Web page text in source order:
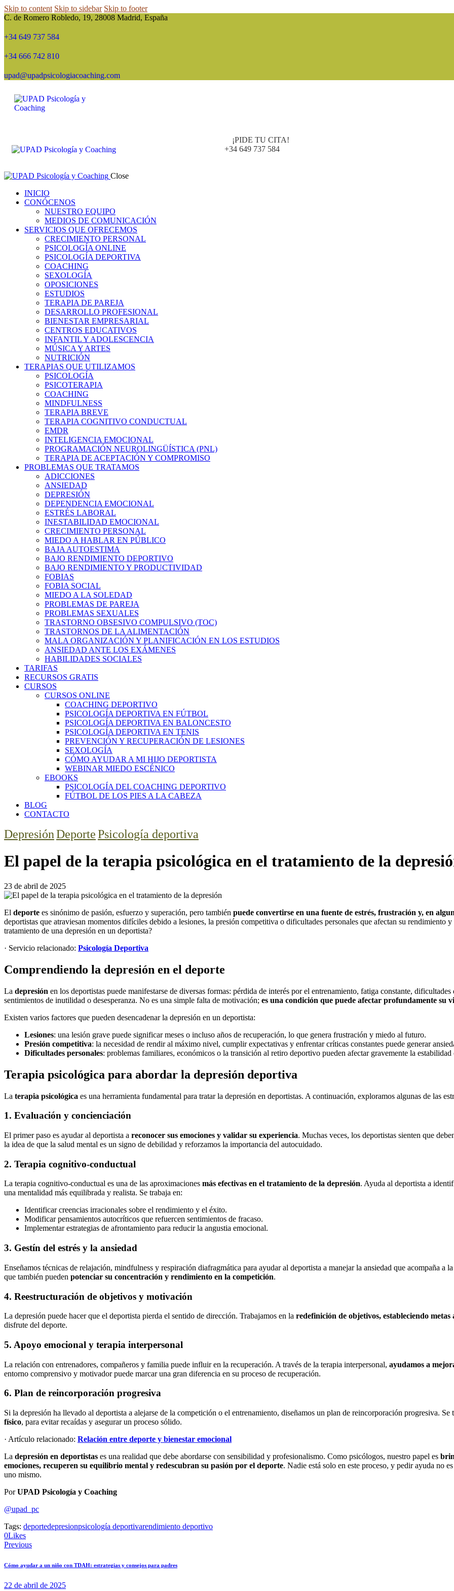
Skip to content Skip to sidebar Skip to footer
C. de Romero Robledo, 19, 28008 Madrid, España
+34 649 737 584
+34 666 742 810
upad@upadpsicologiacoaching.com
¡PIDE TU CITA!
+34 649 737 584
Close
INICIO
CONÓCENOS
NUESTRO EQUIPO
MEDIOS DE COMUNICACIÓN
SERVICIOS QUE OFRECEMOS
CRECIMIENTO PERSONAL
PSICOLOGÍA ONLINE
PSICOLOGÍA DEPORTIVA
COACHING
SEXOLOGÍA
OPOSICIONES
ESTUDIOS
TERAPIA DE PAREJA
DESARROLLO PROFESIONAL
BIENESTAR EMPRESARIAL
CENTROS EDUCATIVOS
INFANTIL Y ADOLESCENCIA
MÚSICA Y ARTES
NUTRICIÓN
TERAPIAS QUE UTILIZAMOS
PSICOLOGÍA
PSICOTERAPIA
COACHING
MINDFULNESS
TERAPIA BREVE
TERAPIA COGNITIVO CONDUCTUAL
EMDR
INTELIGENCIA EMOCIONAL
PROGRAMACIÓN NEUROLINGÜÍSTICA (PNL)
TERAPIA DE ACEPTACIÓN Y COMPROMISO
PROBLEMAS QUE TRATAMOS
ADICCIONES
ANSIEDAD
DEPRESIÓN
DEPENDENCIA EMOCIONAL
ESTRÉS LABORAL
INESTABILIDAD EMOCIONAL
CRECIMIENTO PERSONAL
MIEDO A HABLAR EN PÚBLICO
BAJA AUTOESTIMA
BAJO RENDIMIENTO DEPORTIVO
BAJO RENDIMIENTO Y PRODUCTIVIDAD
FOBIAS
FOBIA SOCIAL
MIEDO A LA SOLEDAD
PROBLEMAS DE PAREJA
PROBLEMAS SEXUALES
TRASTORNO OBSESIVO COMPULSIVO (TOC)
TRASTORNOS DE LA ALIMENTACIÓN
MALA ORGANIZACIÓN Y PLANIFICACIÓN EN LOS ESTUDIOS
ANSIEDAD ANTE LOS EXÁMENES
HABILIDADES SOCIALES
TARIFAS
RECURSOS GRATIS
CURSOS
CURSOS ONLINE
COACHING DEPORTIVO
PSICOLOGÍA DEPORTIVA EN FÚTBOL
PSICOLOGÍA DEPORTIVA EN BALONCESTO
PSICOLOGÍA DEPORTIVA EN TENIS
PREVENCIÓN Y RECUPERACIÓN DE LESIONES
SEXOLOGÍA
CÓMO AYUDAR A MI HIJO DEPORTISTA
WEBINAR MIEDO ESCÉNICO
EBOOKS
PSICOLOGÍA DEL COACHING DEPORTIVO
FÚTBOL DE LOS PIES A LA CABEZA
BLOG
CONTACTO
DepresiónDeportePsicología deportiva
El papel de la terapia psicológica en el tratamiento de la
23 de abril de 2025
El deporte es sinónimo de pasión, esfuerzo y superación, pero también puede convertirse en una fuente de estrés, frustración y, en
deportistas que atraviesan momentos difíciles debido a lesiones, la presión competitiva o dificultades personales que afectan su rendimiento
tratamiento de una depresión en un deportista?
· Servicio relacionado: Psicología Deportiva
Comprendiendo la depresión en el deporte
La depresión en los deportistas puede manifestarse de diversas formas: pérdida de interés por el entrenamiento, fatiga constante,
sentimientos de inutilidad o desesperanza. No es una simple falta de motivación; es una condición que puede afectar profundamente su
Existen varios factores que pueden desencadenar la depresión en un deportista:
Lesiones: una lesión grave puede significar meses o incluso años de recuperación, lo que genera frustración y miedo al futuro.
Presión competitiva: la necesidad de rendir al máximo nivel, cumplir expectativas y enfrentar críticas constantes puede generar
Dificultades personales: problemas familiares, económicos o la transición al retiro deportivo pueden afectar gravemente la
Terapia psicológica para abordar la depresión deportiva
La terapia psicológica es una herramienta fundamental para tratar la depresión en deportistas. A continuación, exploramos algunas de las
1. Evaluación y concienciación
El primer paso es ayudar al deportista a reconocer sus emociones y validar su experiencia. Muchas veces, los deportistas sienten que
la idea de que la salud mental es un signo de debilidad y reforzamos la importancia del autocuidado.
2. Terapia cognitivo-conductual
La terapia cognitivo-conductual es una de las aproximaciones más efectivas en el tratamiento de la depresión. Ayuda al deportista a
una mentalidad más equilibrada y realista. Se trabaja en:
Identificar creencias irracionales sobre el rendimiento y el éxito.
Modificar pensamientos autocríticos que refuercen sentimientos de fracaso.
Implementar estrategias de afrontamiento para reducir la angustia emocional.
3. Gestín del estrés y la ansiedad
Enseñamos técnicas de relajación, mindfulness y respiración diafragmática para ayudar al deportista a manejar la ansiedad que acompaña a
que también pueden potenciar su concentración y rendimiento en la competición.
4. Reestructuración de objetivos y motivación
La depresión puede hacer que el deportista pierda el sentido de dirección. Trabajamos en la redefinición de objetivos, estableciendo metas
disfrute del deporte.
5. Apoyo emocional y terapia interpersonal
La relación con entrenadores, compañeros y familia puede influir en la recuperación. A través de la terapia interpersonal, ayudamos a
entorno comprensivo y motivador puede marcar una gran diferencia en su proceso de recuperación.
6. Plan de reincorporación progresiva
Si la depresión ha llevado al deportista a alejarse de la competición o el entrenamiento, diseñamos un plan de reincorporación progresiva. Se
físico, para evitar recaídas y asegurar un proceso sólido.
· Artículo relacionado: Relación entre deporte y bienestar emocional
La depresión en deportistas es una realidad que debe abordarse con sensibilidad y profesionalismo. Como psicólogos, nuestro papel es
emociones, recuperen su equilibrio mental y redescubran su pasión por el deporte. Nadie está solo en este proceso, y pedir ayuda no
uno mismo.
PorUPAD Psicología y Coaching
@upad_pc
Tags: deportedepresionpsicología deportivarendimiento deportivo
0Likes
Previous
Cómo ayudar a un niño con TDAH: estrategias y consejos para padres
22 de abril de 2025